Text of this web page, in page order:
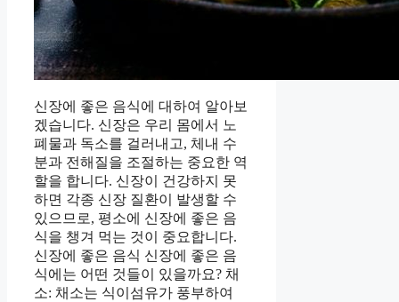
신장에 좋은 음식에 대하여 알아보
겠습니다. 신장은 우리 몸에서 노
폐물과 독소를 걸러내고, 체내 수
분과 전해질을 조절하는 중요한 역
할을 합니다. 신장이 건강하지 못
하면 각종 신장 질환이 발생할 수
있으므로, 평소에 신장에 좋은 음
식을 챙겨 먹는 것이 중요합니다.
신장에 좋은 음식 신장에 좋은 음
식에는 어떤 것들이 있을까요? 채
소: 채소는 식이섬유가 풍부하여